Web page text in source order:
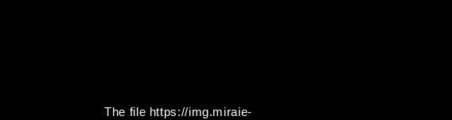
The file https://img.miraie-